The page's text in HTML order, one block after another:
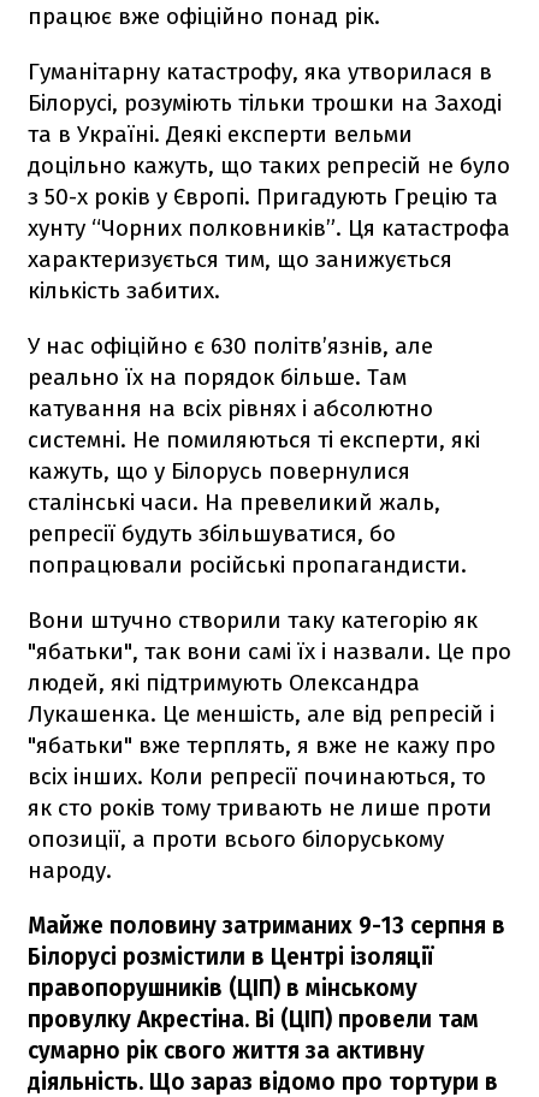
працює вже офіційно понад рік.
Гуманітарну катастрофу, яка утворилася в
Білорусі, розуміють тільки трошки на Заході
та в Україні. Деякі експерти вельми
доцільно кажуть, що таких репресій не було
з 50-х років у Європі. Пригадують Грецію та
хунту “Чорних полковників”. Ця катастрофа
характеризується тим, що занижується
кількість забитих.
У нас офіційно є 630 політв’язнів, але
реально їх на порядок більше. Там
катування на всіх рівнях і абсолютно
системні. Не помиляються ті експерти, які
кажуть, що у Білорусь повернулися
сталінські часи. На превеликий жаль,
репресії будуть збільшуватися, бо
попрацювали російські пропагандисти.
Вони штучно створили таку категорію як
"ябатьки", так вони самі їх і назвали. Це про
людей, які підтримують Олександра
Лукашенка. Це меншість, але від репресій і
"ябатьки" вже терплять, я вже не кажу про
всіх інших. Коли репресії починаються, то
як сто років тому тривають не лише проти
опозиції, а проти всього білоруському
народу.
Майже половину затриманих 9-13 серпня в
Білорусі розмістили в Центрі ізоляції
правопорушників (ЦІП) в мінському
провулку Акрестіна. Ві (ЦІП) провели там
сумарно рік свого життя за активну
діяльність. Що зараз відомо про тортури в